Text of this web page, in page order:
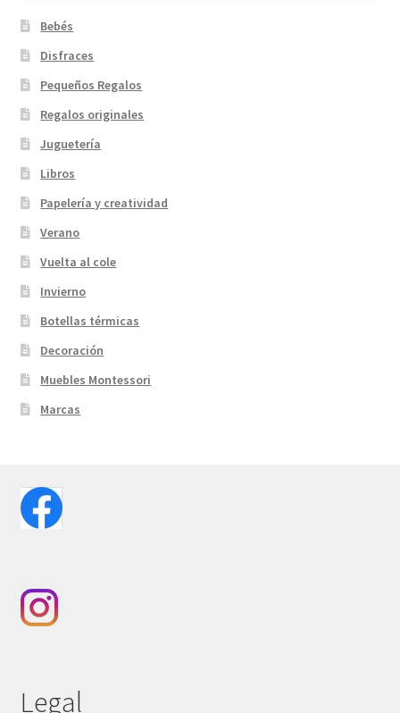
Bebés
Disfraces
Pequeños Regalos
Regalos originales
Juguetería
Libros
Papelería y creatividad
Verano
Vuelta al cole
Invierno
Botellas térmicas
Decoración
Muebles Montessori
Marcas
Legal